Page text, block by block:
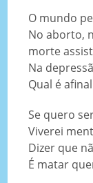
O mundo
No aborto,
morte
Na
Qual é
Se quero
Viverei
Dizer que
É matar